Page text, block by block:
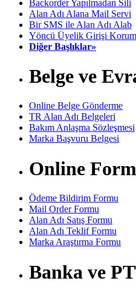
Backorder Yapılmadan Sili
Alan Adı Alana Mail Servi
Bir SMS ile Alan Adı Alab
Yöncü Üyelik Girişi Korum
Diğer Başlıklar»
Belge ve
Online Belge Gönderme
TR Alan Adı Belgeleri
Bakım Anlaşma Sözleşmesi
Marka Başvuru Belgesi
Online
Ödeme Bildirim Formu
Mail Order Formu
Alan Adı Satış Formu
Alan Adı Teklif Formu
Marka Araştırma Formu
Banka ve